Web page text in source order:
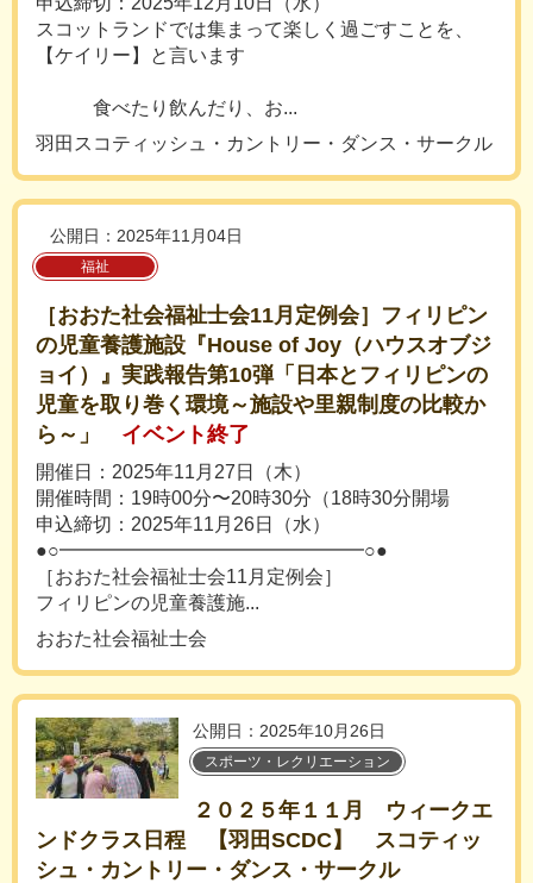
スコットランドでは集まって楽しく過ごすことを、
【ケイリー】と言います
食べたり飲んだり、お...
羽田スコティッシュ・カントリー・ダンス・サークル
公開日：2025年11月04日
福祉
［おおた社会福祉士会11月定例会］フィリピン
の児童養護施設『House of Joy（ハウスオブジ
ョイ）』実践報告第10弾「日本とフィリピンの
児童を取り巻く環境～施設や里親制度の比較か
ら～」
イベント終了
開催日：2025年11月27日（木）
開催時間：19時00分〜20時30分（18時30分開場
申込締切：2025年11月26日（水）
●○━━━━━━━━━━━━━━━━○●
［おおた社会福祉士会11月定例会］
フィリピンの児童養護施...
おおた社会福祉士会
公開日：2025年10月26日
スポーツ・レクリエーション
２０２５年１１月 ウィークエ
ンドクラス日程 【羽田SCDC】 スコティッ
シュ・カントリー・ダンス・サークル